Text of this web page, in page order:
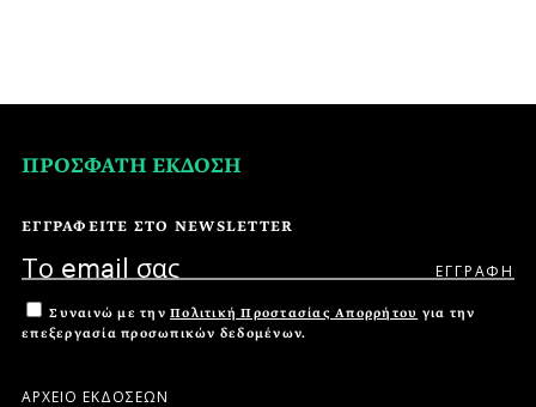
ΠΡΟΣΦΑΤΗ ΕΚΔΟΣΗ
ΕΓΓΡΑΦΕΙΤΕ ΣΤΟ NEWSLETTER
Συναινώ με την Πολιτική Προστασίας Απορρήτου για την
επεξεργασία προσωπικών δεδομένων.
ΑΡΧΕΙΟ ΕΚΔΟΣΕΩΝ